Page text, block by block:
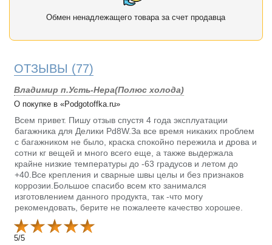
Обмен ненадлежащего товара за счет продавца
ОТЗЫВЫ (77)
Владимир п.Усть-Нера(Полюс холода)
О покупке в «Podgotoffka.ru»
Всем привет. Пишу отзыв спустя 4 года эксплуатации
багажника для Делики Pd8W.За все время никаких проблем
с багажником не было, краска спокойно пережила и дрова и
сотни кг вещей и много всего еще, а также выдержала
крайне низкие температуры до -63 градусов и летом до
+40.Все крепления и сварные швы целы и без признаков
коррозии.Большое спасибо всем кто занимался
изготовлением данного продукта, так -что могу
рекомендовать, берите не пожалеете качество хорошее.
5/5